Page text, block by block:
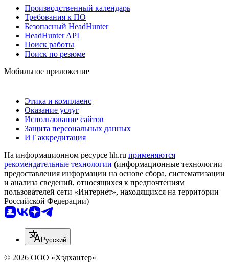
Производственный календарь
Требования к ПО
Безопасный HeadHunter
HeadHunter API
Поиск работы
Поиск по резюме
Мобильное приложение
Этика и комплаенс
Оказание услуг
Использование сайтов
Защита персональных данных
ИТ аккредитация
На информационном ресурсе hh.ru применяются
рекомендательные технологии (информационные технологии
предоставления информации на основе сбора, систематизации
и анализа сведений, относящихся к предпочтениям
пользователей сети «Интернет», находящихся на территории
Российской Федерации)
Русский
© 2026 ООО «Хэдхантер»